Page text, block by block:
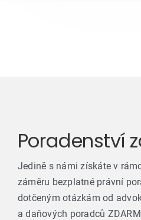
Poradenství
Jedině s námi získáte v
záměru bezplatné právní
dotčeným otázkám od
a daňových poradců